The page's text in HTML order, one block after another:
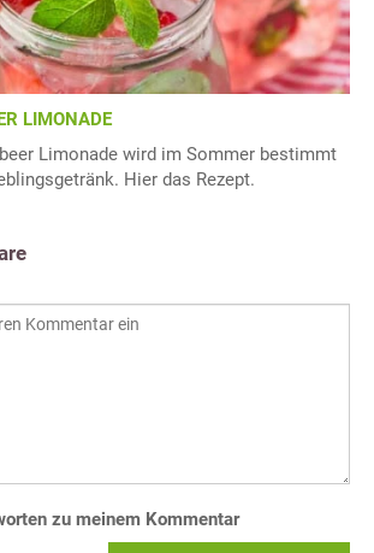
LIMONADE
Limonade wird im Sommer bestimmt
Hier das Rezept.
zu meinem Kommentar